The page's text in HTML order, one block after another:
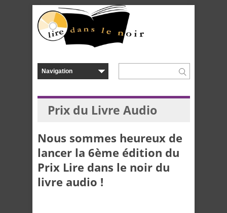
Prix du Livre Audio
Nous sommes heureux de
lancer la 6ème édition du
Prix Lire dans le noir du
livre audio !